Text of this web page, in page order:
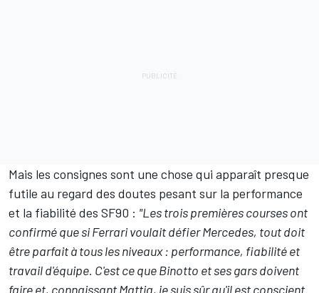
Mais les consignes sont une chose qui apparaît presque
futile au regard des doutes pesant sur la performance
et la fiabilité des SF90 : "Les trois premières courses ont
confirmé que si Ferrari voulait défier Mercedes, tout doit
être parfait à tous les niveaux : performance, fiabilité et
travail d'équipe. C'est ce que Binotto et ses gars doivent
faire et, connaissant Mattia, je suis sûr qu'il est conscient